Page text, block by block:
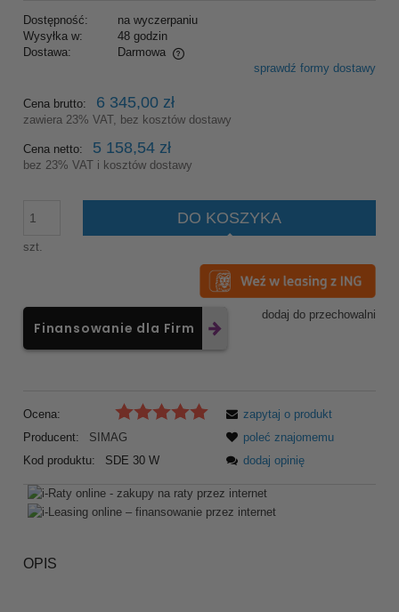
Dostępność:
na wyczerpaniu
Wysyłka w:
48 godzin
Dostawa:
Darmowa
Cena nie zawiera ewentualnych kosztów płatnościsprawdź formy dostawy
Cena brutto: 6 345,00 zł
zawiera 23% VAT, bez kosztów dostawy
Cena netto: 5 158,54 zł
bez 23% VAT i kosztów dostawy
szt.
DO KOSZYKA
dodaj do przechowalni
Finansowanie dla Firm
Ocena:
Producent:
SIMAG
Kod produktu:
SDE 30 W
zapytaj o produkt
poleć znajomemu
dodaj opinię
OPIS